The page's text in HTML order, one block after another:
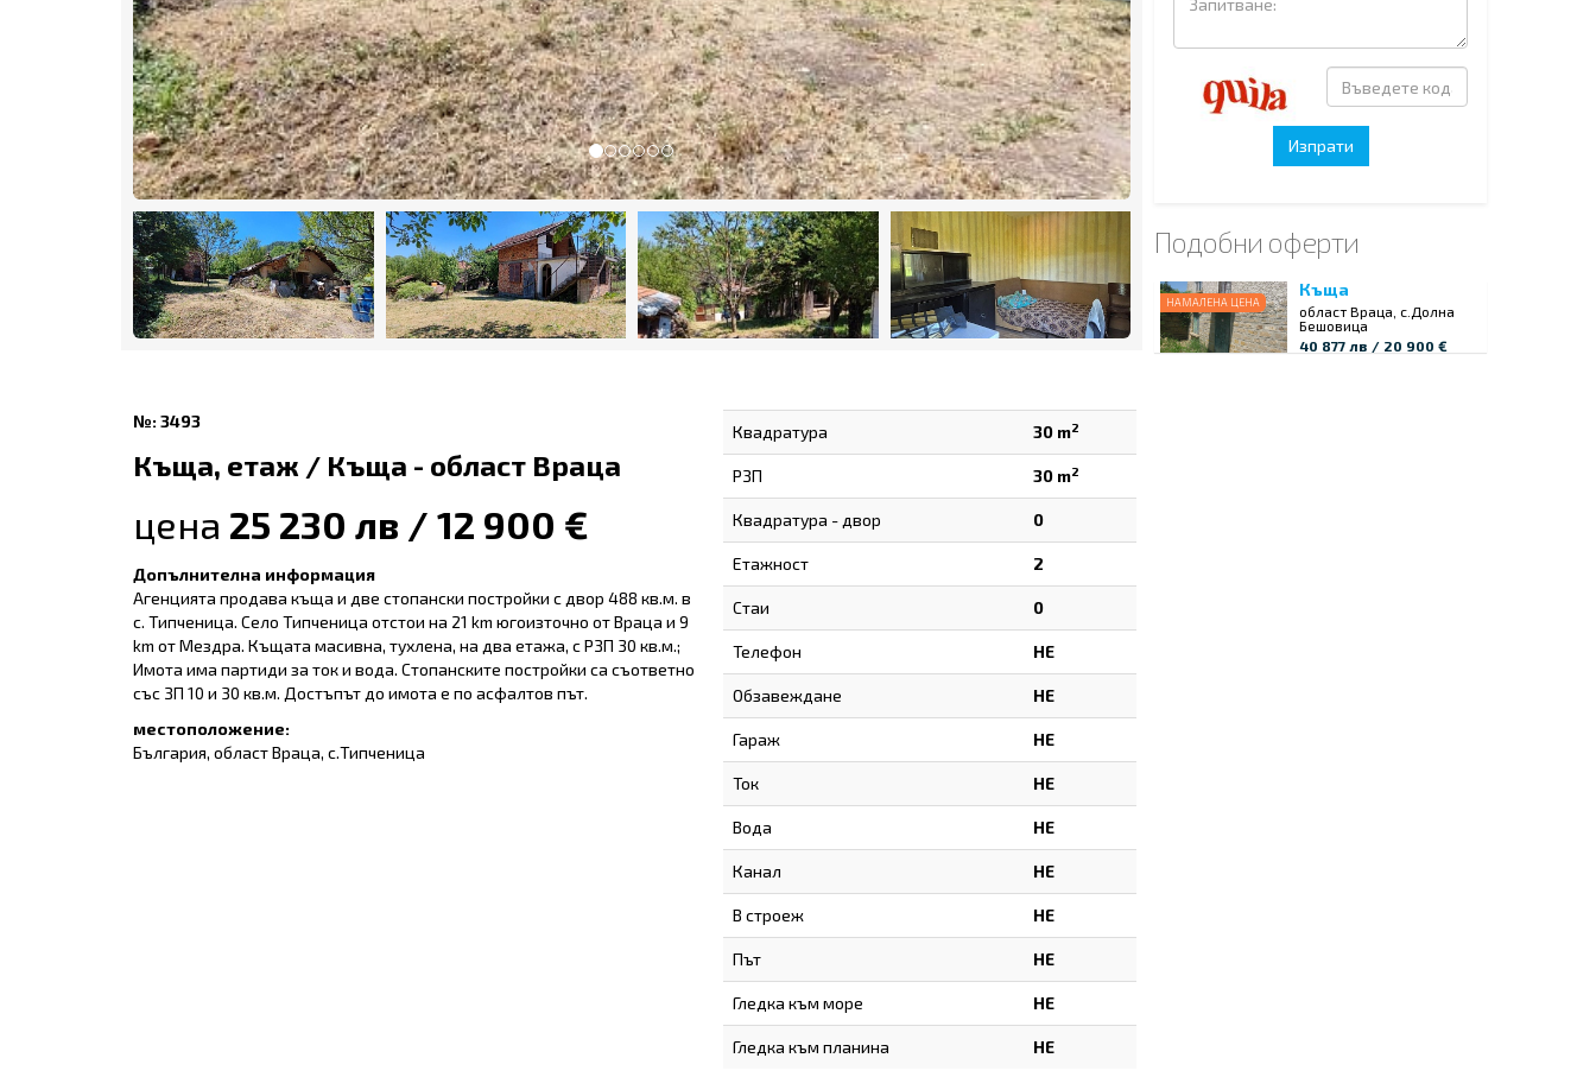
№: 3493
Къща, етаж / Къща - област Враца
цена 25 230 лв / 12 900 €
Допълнителна информация
Агенцията продава къща и две стопански постройки с двор 488 кв.м. в
с. Типченица. Село Типченица отстои на 21 km югоизточно от Враца и 9
km от Мездра. Къщата масивна, тухлена, на два етажа, с РЗП 30 кв.м.;
Имота има партиди за ток и вода. Стопанските постройки са съответно
със ЗП 10 и 30 кв.м. Достъпът до имота е по асфалтов път.
местоположение:
България, област Враца, с.Типченица
Квадратура 30 m2
РЗП 30 m2
Квадратура - двор 0
Етажност 2
Стаи 0
Телефон НЕ
Обзавеждане НЕ
Гараж НЕ
Ток НЕ
Вода НЕ
Канал НЕ
В строеж НЕ
Път НЕ
Гледка към море НЕ
Гледка към планина НЕ
Подобни оферти
НАМАЛЕНА ЦЕНА
Къща
област Враца, с.Долна
Бешовица
40 877 лв / 20 900 €